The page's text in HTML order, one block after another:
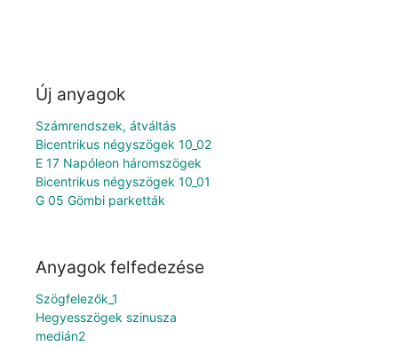
Új anyagok
Számrendszek, átváltás
Bicentrikus négyszögek 10_02
E 17 Napóleon háromszögek
Bicentrikus négyszögek 10_01
G 05 Gömbi parketták
Anyagok felfedezése
Szögfelezők_1
Hegyesszögek szinusza
medián2